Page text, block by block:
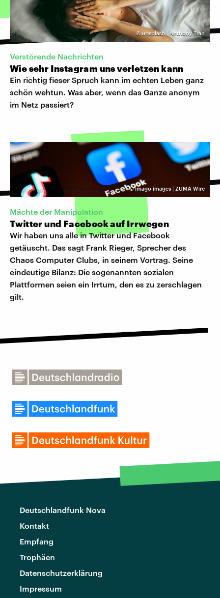
©unsplash | Anthony Tran
Verstörende Nachrichten
Wie sehr Instagram uns verletzen kann
Ein richtig fieser Spruch kann im echten Leben ganz
schön wehtun. Was aber, wenn das Ganze anonym
im Netz passiert?
©imago images | ZUMA Wire
Mächte der Manipulation
Twitter und Facebook auf Irrwegen
Wir haben uns alle in Twitter und Facebook
getäuscht. Das sagt Frank Rieger, Sprecher des
Chaos Computer Clubs, in seinem Vortrag. Seine
eindeutige Bilanz: Die sogenannten sozialen
Plattformen seien ein Irrtum, den es zu zerschlagen
gilt.
Deutschlandfunk Nova
Kontakt
Empfang
Trophäen
Datenschutzerklärung
Impressum